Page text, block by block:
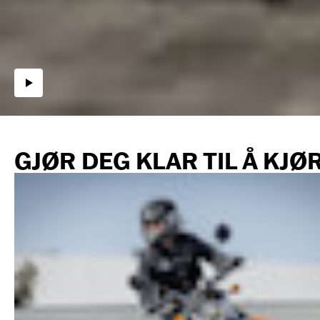
GJØR DEG KLAR TIL Å